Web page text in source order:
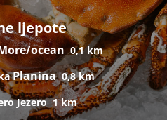
ljepote
ocean0,1 km
Planina0,8 km
Jezero1 km